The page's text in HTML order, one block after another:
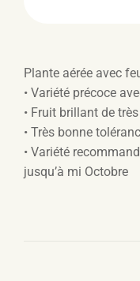
Plante aérée avec
• Variété précoce
• Fruit brillant de
• Très bonne
• Variété
jusqu’à mi Octobre